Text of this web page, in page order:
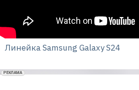
Линейка Samsung Galaxy S24
erid: 2VfnxxmNzs5
РЕКЛАМА